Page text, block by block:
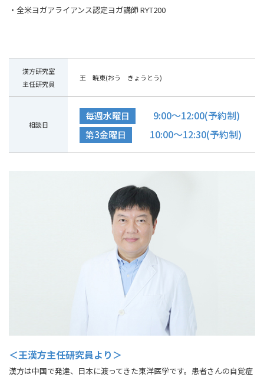
・全米ヨガアライアンス認定ヨガ講師 RYT200
漢方研究室
主任研究員
王 暁東(おう きょうとう)
相談日
毎週水曜日 9:00～12:00(予約制)
第3金曜日 10:00～12:30(予約制)
＜王漢方主任研究員より＞
漢方は中国で発達、日本に渡ってきた東洋医学です。患者さんの自覚症